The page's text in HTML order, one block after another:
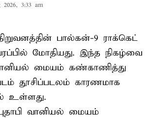
2026, 3:33 am
பால்கன்-9 ராக்கெட்
மோதியது. இந்த நிகழ்வை
மையம் கண்காணித்து
தூசிப்படலம் காரணமாக
உள்ளது.
வானியல் மையம்